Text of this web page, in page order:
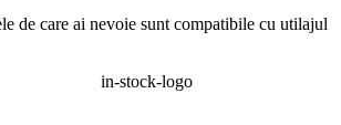
de care ai nevoie sunt compatibile cu utilajul